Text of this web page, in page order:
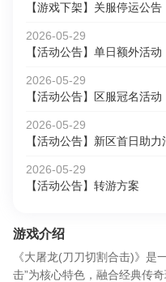
【游戏下架】关服停运公告
2026-05-29
【活动公告】单日额外活动
2026-05-29
【活动公告】区服冠名活动
2026-05-29
【活动公告】新区首日助力
2026-05-29
【活动公告】转游方案
游戏介绍
《大屠龙(刀刀切割合击)》是
击”为核心特色，融合经典传